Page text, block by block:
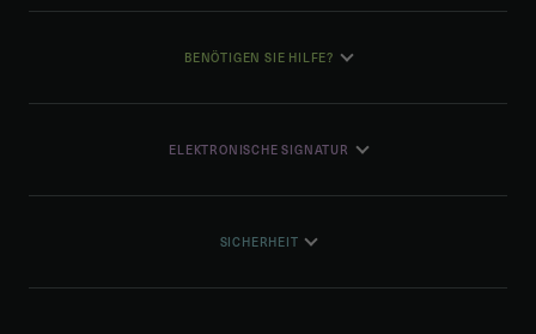
BENÖTIGEN SIE HILFE?
ELEKTRONISCHE SIGNATUR
SICHERHEIT